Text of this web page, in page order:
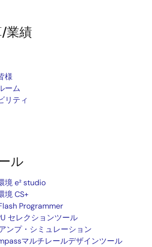
業績
様
ーム
リティ
ル
境 e² studio
境 CS+
Programmer
セレクションツール
ンプ・シミュレーション
マルチレールデザインツール